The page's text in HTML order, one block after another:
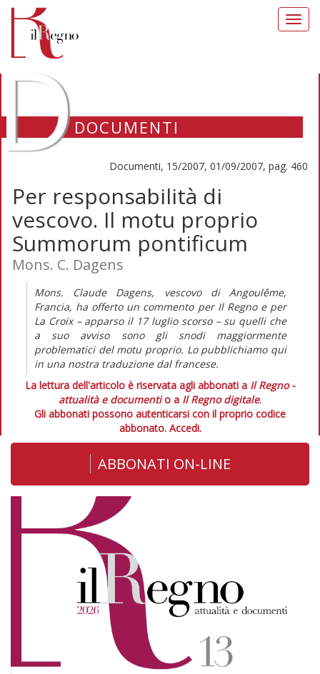
DOCUMENTI
Documenti, 15/2007, 01/09/2007, pag. 460
Per responsabilità di
vescovo. Il motu proprio
Summorum pontificum
Mons. C. Dagens
Mons. Claude Dagens, vescovo di Angoulême,
Francia, ha offerto un commento per Il Regno e per
La Croix – apparso il 17 luglio scorso – su quelli che
a suo avviso sono gli snodi maggiormente
problematici del motu proprio. Lo pubblichiamo qui
in una nostra traduzione dal francese.
La lettura dell'articolo è riservata agli abbonati a Il Regno -
attualità e documentio a Il Regno digitale.
Gli abbonati possono autenticarsi con il proprio codice
abbonato. Accedi.
ABBONATI ON-LINE